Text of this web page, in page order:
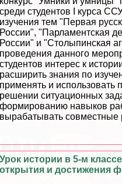
среди студентов I курса
изучения тем "Первая
России", "Парламентская
России" и "Столыпинская
проведения данного
студентов интерес к
расширить знания по
применять и использовать
решении ситуационных
формированию навыков
выpaбатывать совместные
Урок истории в 5-м
открытия и достижения